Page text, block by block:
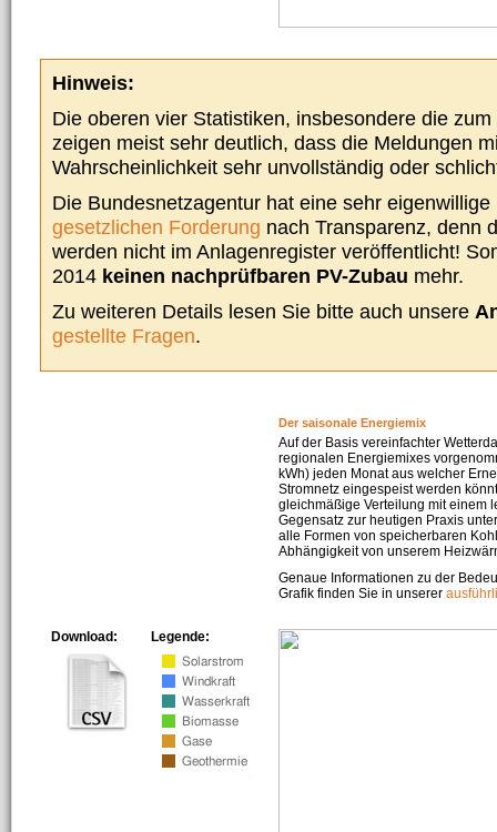
Hinweis:
Die oberen vier Statistiken, insbesondere die
zeigen meist sehr deutlich, dass die Meldungen
Wahrscheinlichkeit sehr unvollständig oder
Die Bundesnetzagentur hat eine sehr
gesetzlichen Forderung nach Transparenz, denn
werden nicht im Anlagenregister veröffentlicht!
2014 keinen nachprüfbaren PV-Zubau mehr.
Zu weiteren Details lesen Sie bitte auch unsere
gestellte Fragen.
Der saisonale Energiemix
Auf der Basis vereinfachter
regionalen Energiemixes
kWh) jeden Monat aus welcher
Stromnetz eingespeist werden
gleichmäßige Verteilung mit einem
Gegensatz zur heutigen Praxis
alle Formen von speicherbaren
Abhängigkeit von unserem
Genaue Informationen zu der
Grafik finden Sie in unserer
Legende:
Download: